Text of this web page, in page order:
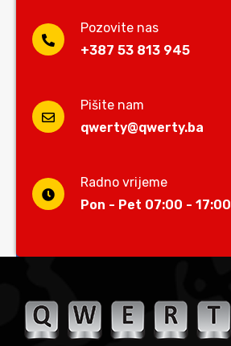
Pozovite nas
+387 53 813 945
Pišite nam
qwerty@qwerty.ba
Radno vrijeme
Pon - Pet 07:00 - 17:00